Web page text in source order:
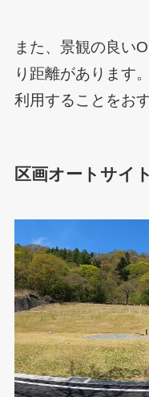
また、景観の良い
り距離があります
利用することをお
区画オートサイ